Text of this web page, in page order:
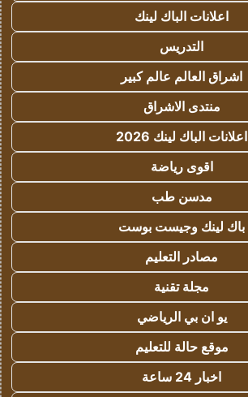
اعلانات الباك لينك
التدريس
اشراق العالم عالم كبير
منتدى الاشراق
اعلانات الباك لينك 2026
اقوى رياضة
مدسن طب
باك لينك وجيست بوست
مصادر التعليم
مجلة تقنية
يو ان بي الرياضي
موقع حالة للتعليم
اخبار 24 ساعة